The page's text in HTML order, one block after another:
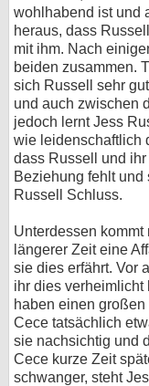
wohlhabend ist und
heraus, dass
mit ihm. Nach
beiden zusammen.
sich Russell sehr
und auch zwischen
jedoch lernt Jess
wie leidenschaftlich
dass Russell und
Beziehung fehlt
Russell Schluss.
Unterdessen
längerer Zeit eine
sie dies erfährt. Vor
ihr dies verheimlicht
haben einen
Cece tatsächlich
sie nachsichtig und
Cece kurze Zeit
schwanger, steht